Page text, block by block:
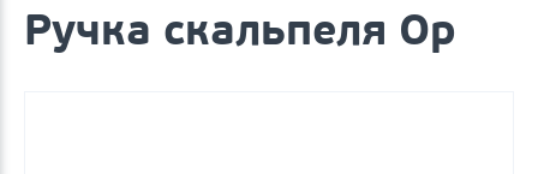
Ручка скальпеля Ор